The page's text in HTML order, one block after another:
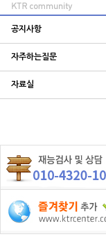
공지사항
자주하는질문
자료실